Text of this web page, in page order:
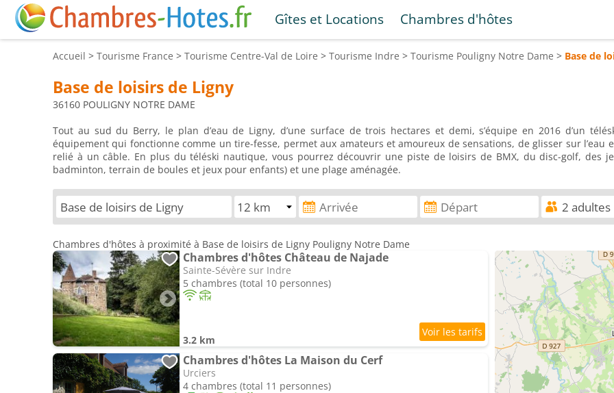
Gîtes et Locations Chambres d'hôtes
Accueil > Tourisme France > Tourisme Centre-Val de Loire > Tourisme Indre > Tourisme Pouligny Notre Dame > Base de
Base de loisirs de Ligny
36160 POULIGNY NOTRE DAME
Tout au sud du Berry, le plan d’eau de Ligny, d’une surface de trois hectares et demi, s’équipe en 2016 d’un
équipement qui fonctionne comme un tire-fesse, permet aux amateurs et amoureux de sensations, de glisser sur
relié à un câble. En plus du téléski nautique, vous pourrez découvrir une piste de loisirs de BMX, du disc-golf, des
badminton, terrain de boules et jeux pour enfants) et une plage aménagée.
Chambres d'hôtes à proximité à Base de loisirs de Ligny Pouligny Notre Dame
Chambres d'hôtes Château de Najade
Sainte-Sévère sur Indre
5 chambres (total 10 personnes)
3.2 km
Chambres d'hôtes La Maison du Cerf
Urciers
4 chambres (total 11 personnes)